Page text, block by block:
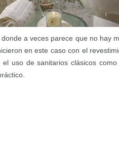
a veces parece que no hay
en este caso con el
uso de sanitarios clásicos